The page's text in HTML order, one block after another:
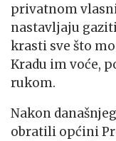
privatnom
nastavljaju
krasti sve što
Kradu im voće,
rukom.
Nakon
obratili općini